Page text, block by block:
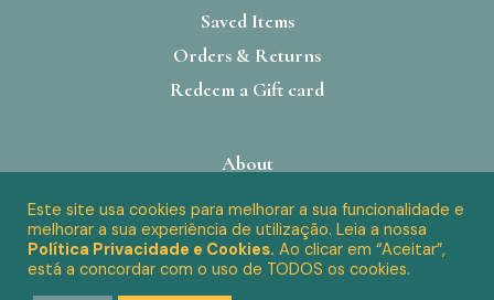
Saved Items
Orders & Returns
Redeem a Gift card
About
Factories
Careers
Accessibility
Este site usa cookies para melhorar a sua funcionalidade e
melhorar a sua experiência de utilização. Leia a nossa
Política Privacidade e Cookies. Ao clicar em “Aceitar”,
está a concordar com o uso de TODOS os cookies.